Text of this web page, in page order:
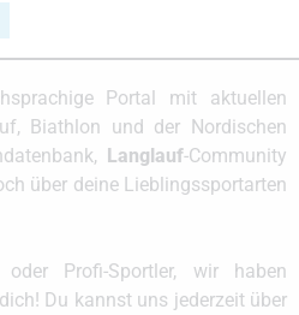
Portal mit aktuellen
Biathlon und der Nordischen
Langlauf-Community
über deine Lieblingssportarten
oder Profi-Sportler, wir haben
Du kannst uns jederzeit über